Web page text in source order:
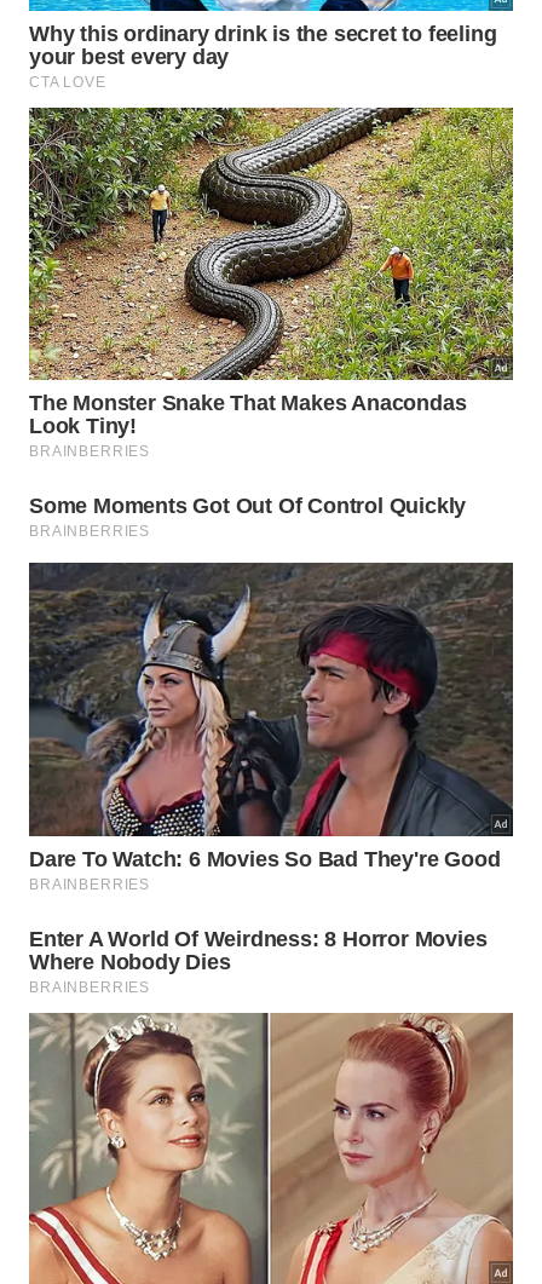
O Canário-da-terra, que se posiciona firmemente
nos poleiros mais altos para vocalizar.
Como esse hábito ajuda na
sobrevivência das espécies?
A vocalização madrugadora desempenha funções
biológicas cruciais que vão muito além de um
simples despertar agradável no quintal. Esse
vigoroso comportamento matutino serve como um
verdadeiroindicador desaúdee excelente vigor
físico para todos os indivíduos da região.
Acordar cedo com uma sinfonia natural perto da janela é
um privilégio que transforma nossa rotina diária. -Imagem
gerada por IA
Cantar intensamente logo cedo exige uma
quantidade massiva de energia acumulada durante
o repouso noturno das pequenas criaturas
voadoras. Reunimos alguns motivos ecológicos bem
determinantes que justificam esse grande esforço
reprodutivo:
Demonstração de força física e resistência contra
competidores vizinhos.
Sinalização clara de posse de território estável
para busca de alimento.
Atração facilitada de parceiras ideais no início da
jornada diária.
De que forma podemos aproveitar
essa sinfonia diária?